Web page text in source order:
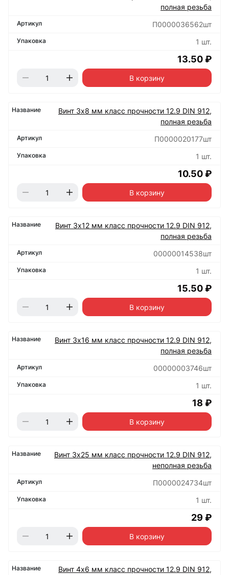
полная резьба
П0000036562шт
1 шт.
13.50 ₽
В корзину
Винт 3х8 мм класс прочности 12.9 DIN 912,
полная резьба
П0000020177шт
1 шт.
10.50 ₽
В корзину
Винт 3х12 мм класс прочности 12.9 DIN 912,
полная резьба
00000014538шт
1 шт.
15.50 ₽
В корзину
Винт 3х16 мм класс прочности 12.9 DIN 912,
полная резьба
00000003746шт
1 шт.
18 ₽
В корзину
Винт 3х25 мм класс прочности 12.9 DIN 912,
неполная резьба
П0000024734шт
1 шт.
29 ₽
В корзину
Винт 4х6 мм класс прочности 12.9 DIN 912,